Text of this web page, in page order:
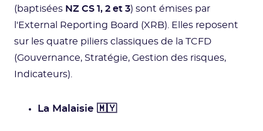
(baptisées NZ CS 1, 2 et 3) sont émises par
l'External Reporting Board (XRB). Elles reposent
sur les quatre piliers classiques de la TCFD
(Gouvernance, Stratégie, Gestion des risques,
Indicateurs).
La Malaisie 🇲🇾